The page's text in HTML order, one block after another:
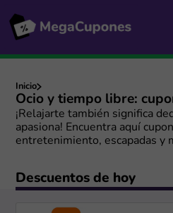
Inicio
Ocio y tiempo libre:
¡Relajarte también significa
apasiona! Encuentra aquí
entretenimiento, escapadas y
Descuentos de hoy